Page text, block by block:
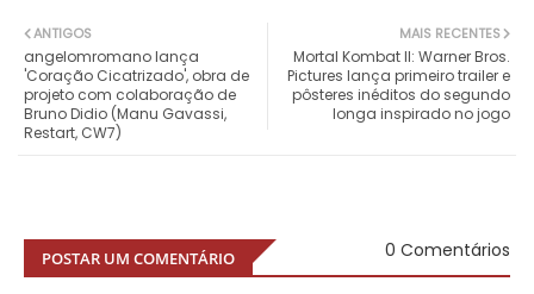
MAIS RECENTES
Mortal Kombat II: Warner Bros.
Pictures lança primeiro trailer e
pôsteres inéditos do segundo
longa inspirado no jogo
ANTIGOS
angelomromano lança
'Coração Cicatrizado', obra de
projeto com colaboração de
Bruno Didio (Manu Gavassi,
Restart, CW7)
POSTAR UM COMENTÁRIO 0 Comentários